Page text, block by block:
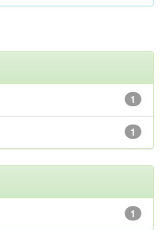
1
1
1